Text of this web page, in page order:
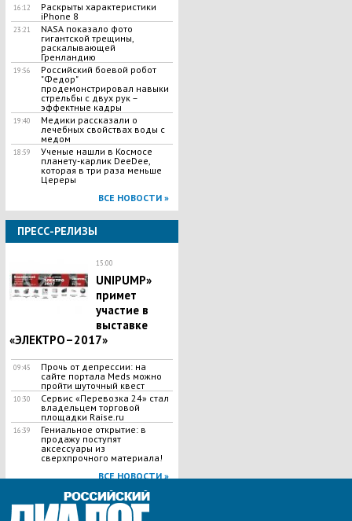
16:12
Раскрыты характеристики
iPhone 8
23:21
NASA показало фото
гигантской трещины,
раскалывающей
Гренландию
19:56
Российский боевой робот
"Федор"
продемонстрировал навыки
стрельбы с двух рук –
эффектные кадры
19:40
Медики рассказали о
лечебных свойствах воды с
медом
18:59
Ученые нашли в Космосе
планету-карлик DeeDee,
которая в три раза меньше
Цереры
ВСЕ НОВОСТИ »
ПРЕСС-РЕЛИЗЫ
15:00
UNIPUMP»
примет
участие в
выставке
«ЭЛЕКТРО–2017»
09:45
Прочь от депрессии: на
сайте портала Meds можно
пройти шуточный квест
10:30
Сервис «Перевозка 24» стал
владельцем торговой
площадки Raise.ru
16:39
Гениальное открытие: в
продажу поступят
аксессуары из
сверхпрочного материала!
ВСЕ НОВОСТИ »